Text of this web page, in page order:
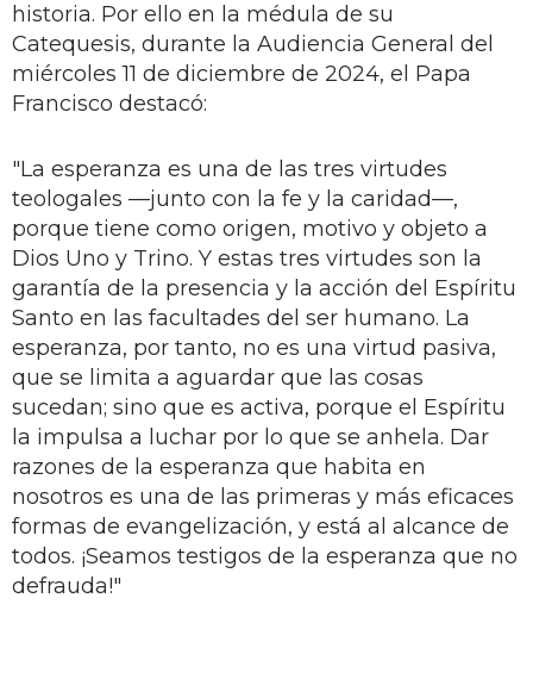
historia. Por ello en la médula de su
Catequesis, durante la Audiencia General del
miércoles 11 de diciembre de 2024, el Papa
Francisco destacó:
"La esperanza es una de las tres virtudes
teologales —junto con la fe y la caridad—,
porque tiene como origen, motivo y objeto a
Dios Uno y Trino. Y estas tres virtudes son la
garantía de la presencia y la acción del Espíritu
Santo en las facultades del ser humano. La
esperanza, por tanto, no es una virtud pasiva,
que se limita a aguardar que las cosas
sucedan; sino que es activa, porque el Espíritu
la impulsa a luchar por lo que se anhela. Dar
razones de la esperanza que habita en
nosotros es una de las primeras y más eficaces
formas de evangelización, y está al alcance de
todos. ¡Seamos testigos de la esperanza que no
defrauda!"